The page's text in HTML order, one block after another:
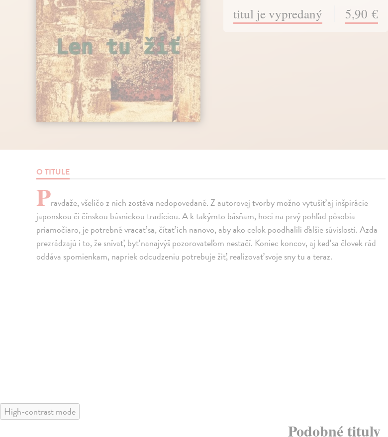
titul je vypredaný 5,90 €
O TITULE
Pravdaže, všeličo z nich zostáva nedopovedané. Z autorovej tvorby možno vytušiť aj inšpirácie
japonskou či čínskou básnickou tradíciou. A k takýmto básňam, hoci na prvý pohľad pôsobia
priamočiaro, je potrebné vracať sa, čítať ich nanovo, aby ako celok poodhalili ďalšie súvislosti. Azda
prezrádzajú i to, že snívať, byť nanajvýš pozorovateľom nestačí. Koniec koncov, aj keď sa človek rád
oddáva spomienkam, napriek odcudzeniu potrebuje žiť, realizovať svoje sny tu a teraz.
High-contrast mode
Podobné tituly